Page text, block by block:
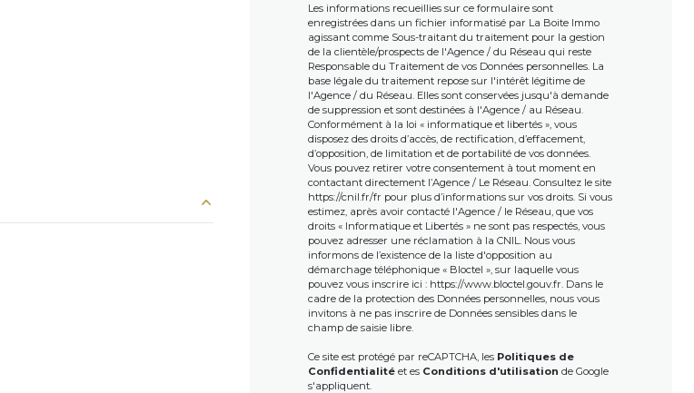
Les informations recueillies sur ce formulaire sont
enregistrées dans un fichier informatisé par La Boite Immo
agissant comme Sous-traitant du traitement pour la gestion
de la clientèle/prospects de l'Agence / du Réseau qui reste
Responsable du Traitement de vos Données personnelles. La
base légale du traitement repose sur l'intérêt légitime de
l'Agence / du Réseau. Elles sont conservées jusqu'à demande
de suppression et sont destinées à l'Agence / au Réseau.
Conformément à la loi « informatique et libertés », vous
disposez des droits d’accès, de rectification, d’effacement,
d’opposition, de limitation et de portabilité de vos données.
Vous pouvez retirer votre consentement à tout moment en
contactant directement l’Agence / Le Réseau. Consultez le site
https://cnil.fr/fr pour plus d’informations sur vos droits. Si vous
estimez, après avoir contacté l'Agence / le Réseau, que vos
droits « Informatique et Libertés » ne sont pas respectés, vous
pouvez adresser une réclamation à la CNIL. Nous vous
informons de l’existence de la liste d'opposition au
démarchage téléphonique « Bloctel », sur laquelle vous
pouvez vous inscrire ici : https://www.bloctel.gouv.fr. Dans le
cadre de la protection des Données personnelles, nous vous
invitons à ne pas inscrire de Données sensibles dans le
champ de saisie libre.
Ce site est protégé par reCAPTCHA, les Politiques de
Confidentialitéet es Conditions d'utilisation de Google
s'appliquent.